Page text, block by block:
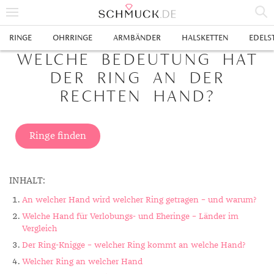
% SALE
SCHMUCK
SWAROVSKI RINGE
GELBGOLD RINGE
WEISSGOLD RINGE
EDELSTAHLRINGE
PLATINRINGE
DIAMANTRINGE
OHRHÄNGER
CREOLEN
GOLDOHRRINGE
GELBGOLDOHRRINGE
EDELSTAHLOHRRINGE
ARMBÄNDER
DIAMANTANHÄNGER
FREUNDSCHAFTSARMBÄNDER
GOLDARMBÄNDER
EDELSTAHLKETTEN
SILBERKETTEN
PLATINKETTEN
EDELSTEINE & METALLE
ACHAT
ALEXANDRIT
METALLE & LEGIERUNGEN
GOLDSCHMUCK
RUBIN
DAMENUHREN
HERRENUHREN
ANHÄNGER
GOLDANHÄNGER
EHERINGE
RINGE OHRRINGE ARMBÄNDER HALSKETTEN
WELCHE BEDEUTUNG HAT
DER RING AN DER
RECHTEN HAND?
Ringe finden
INHALT:
An welcher Hand wird welcher Ring getragen – und warum?
Welche Hand für Verlobungs- und Eheringe – Länder im
Vergleich
Der Ring-Knigge – welcher Ring kommt an welche Hand?
Welcher Ring an welcher Hand